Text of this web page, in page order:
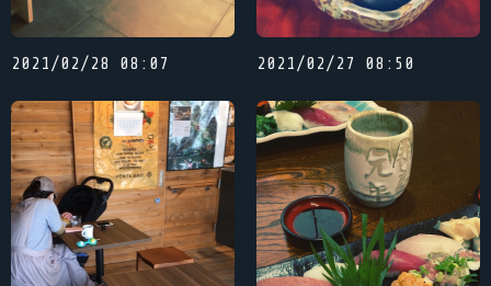
2021/02/28 08:07 2021/02/27 08:50